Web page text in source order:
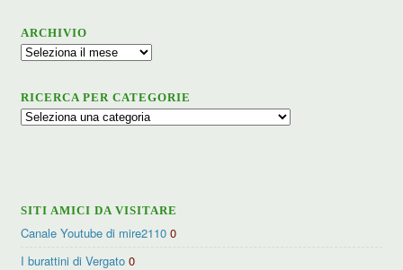
ARCHIVIO
Archivio
RICERCA PER CATEGORIE
Ricerca
SITI AMICI DA VISITARE
Canale Youtube di mire2110 0
I burattini di Vergato 0